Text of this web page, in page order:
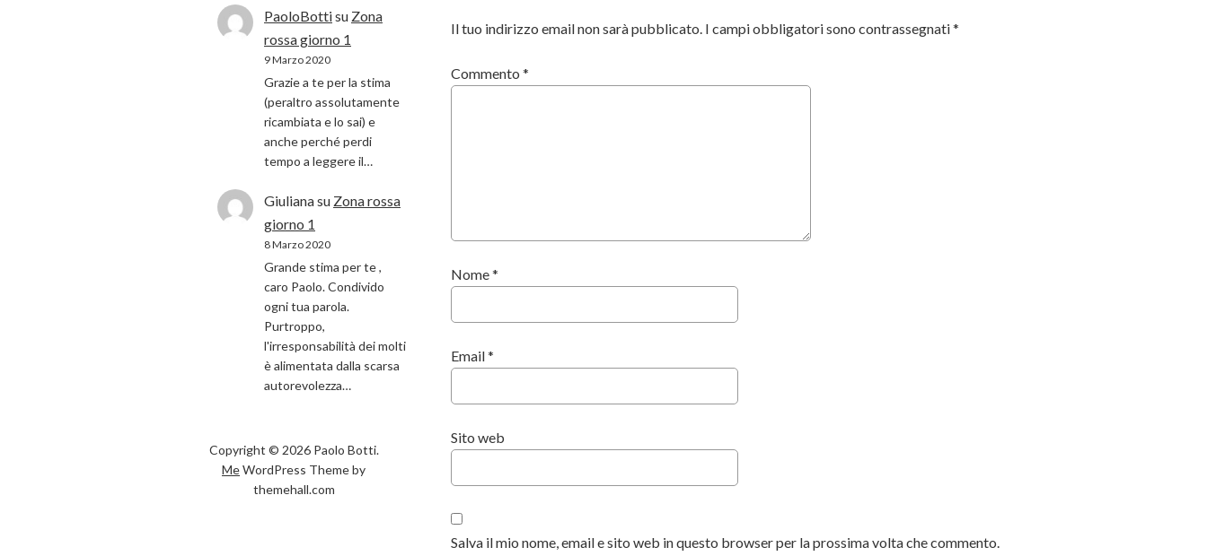
Il tuo indirizzo email non sarà pubblicato. I campi obbligatori sono contrassegnati*
Commento *
Nome*
Email*
Sito web
Salva il mio nome, email e sito web in questo browser per la prossima volta che commento.
PaoloBottisu Zona
rossa giorno 1
9 Marzo 2020
Grazie a te per la stima
(peraltro assolutamente
ricambiata e lo sai) e
anche perché perdi
tempo a leggere il…
Giulianasu Zona rossa
giorno 1
8 Marzo 2020
Grande stima per te ,
caro Paolo. Condivido
ogni tua parola.
Purtroppo,
l'irresponsabilità dei molti
è alimentata dalla scarsa
autorevolezza…
Copyright © 2026 Paolo Botti.
MeWordPress Theme by
themehall.com